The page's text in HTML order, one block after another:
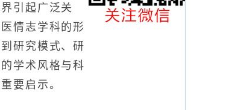
引起广泛关
情志学科的形
研究模式、研
学术风格与科
要启示。